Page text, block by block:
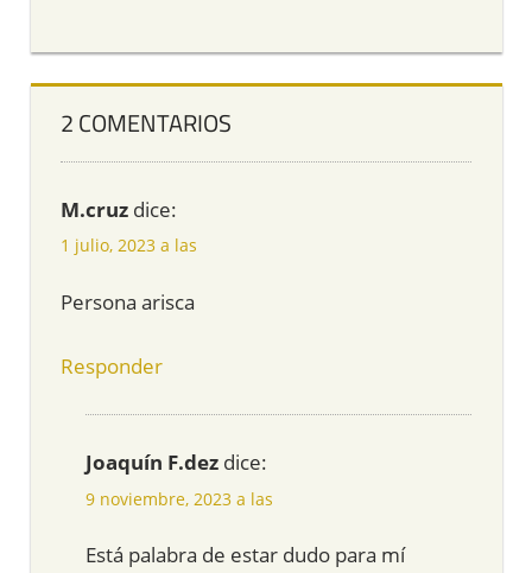
2 COMENTARIOS
M.cruz dice:
1 julio, 2023 a las
Persona arisca
Responder
Joaquín F.dez dice:
9 noviembre, 2023 a las
Está palabra de estar dudo para mí